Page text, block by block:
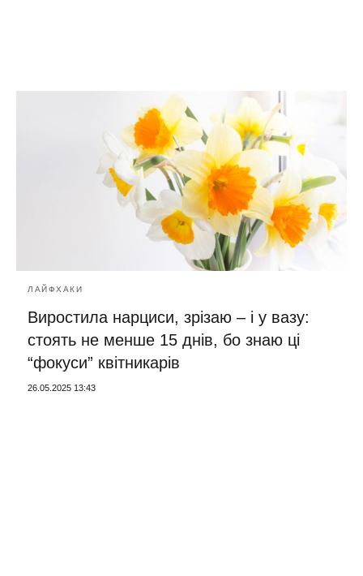
ЛАЙФХАКИ
Виростила нарциси, зрізаю – і у вазу:
стоять не менше 15 днів, бо знаю ці
“фокуси” квітникарів
26.05.2025 13:43